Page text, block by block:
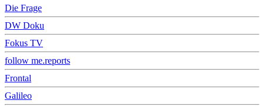
Die Frage
DW Doku
Fokus TV
follow me.reports
Frontal
Galileo